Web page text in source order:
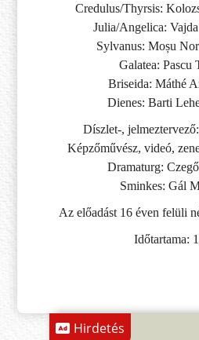
Credulus/Thyrsis:
Julia/Angelica:
Sylvanus: Moșu
Galatea: Pascu
Briseida: Máthé
Dienes: Barti
Díszlet-,
Képzőművész, videó,
Dramaturg:
Sminkes: Gál
Az előadást 16 éven felüli
Időtartama:
Hirdetés